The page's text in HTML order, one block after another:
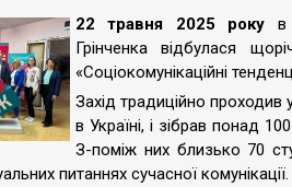
22 травня 2025 року в
Грінченка відбулася
«Соціокомунікаційні
Захід традиційно
в Україні, і зібрав понад
З-поміж них близько 70
питаннях сучасної комунікації.